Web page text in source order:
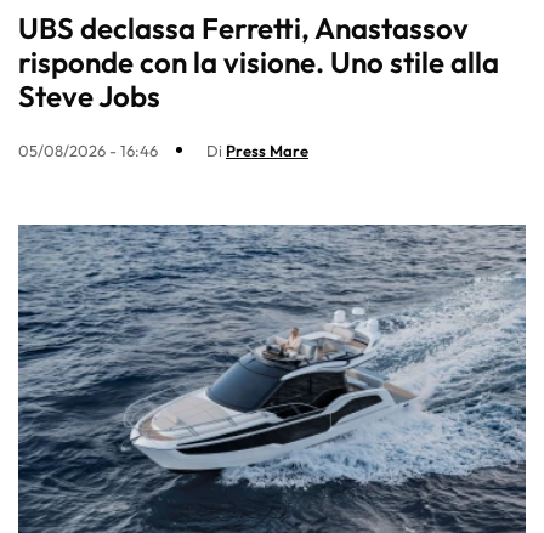
UBS declassa Ferretti, Anastassov
risponde con la visione. Uno stile alla
Steve Jobs
05/08/2026 - 16:46 Di Press Mare